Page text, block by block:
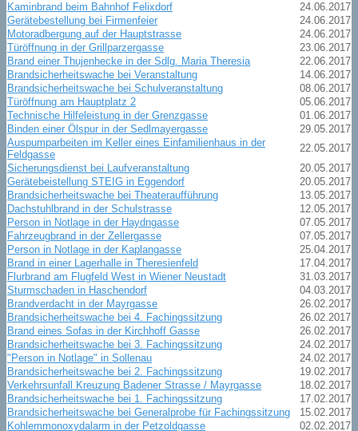
Kaminbrand beim Bahnhof Felixdorf
24.06.2017
Gerätebestellung bei Firmenfeier
24.06.2017
Motoradbergung auf der Hauptstrasse
24.06.2017
Türöffnung in der Grillparzergasse
23.06.2017
Brand einer Thujenhecke in der Sdlg. Maria Theresia
22.06.2017
Brandsicherheitswache bei Veranstaltung
14.06.2017
Brandsicherheitswache bei Schulveranstaltung
08.06.2017
Türöffnung am Hauptplatz 2
05.06.2017
Technische Hilfeleistung in der Grenzgasse
01.06.2017
Binden einer Ölspur in der Sedlmayergasse
29.05.2017
Auspumparbeiten im Keller eines Einfamilienhaus in der
Feldgasse
22.05.2017
Sicherungsdienst bei Laufveranstaltung
20.05.2017
Gerätebeistellung STEIG in Eggendorf
20.05.2017
Brandsicherheitswache bei Theateraufführung
13.05.2017
Dachstuhlbrand in der Schulstrasse
12.05.2017
Person in Notlage in der Haydngasse
07.05.2017
Fahrzeugbrand in der Zellergasse
07.05.2017
Person in Notlage in der Kaplangasse
25.04.2017
Brand in einer Lagerhalle in Theresienfeld
17.04.2017
Flurbrand am Flugfeld West in Wiener Neustadt
31.03.2017
Sturmschaden in Haschendorf
04.03.2017
Brandverdacht in der Mayrgasse
26.02.2017
Brandsicherheitswache bei 4. Fachingssitzung
26.02.2017
Brand eines Sofas in der Kirchhoff Gasse
26.02.2017
Brandsicherheitswache bei 3. Fachingssitzung
24.02.2017
"Person in Notlage" in Sollenau
24.02.2017
Brandsicherheitswache bei 2. Fachingssitzung
19.02.2017
Verkehrsunfall Kreuzung Badener Strasse / Mayrgasse
18.02.2017
Brandsicherheitswache bei 1. Fachingssitzung
17.02.2017
Brandsicherheitswache bei Generalprobe für Fachingssitzung
15.02.2017
Kohlemmonoxydalarm in der Petzoldgasse
02.02.2017